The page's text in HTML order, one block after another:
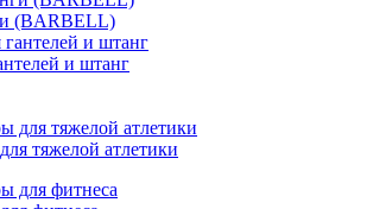
(BARBELL)
и штанг
тяжелой атлетики